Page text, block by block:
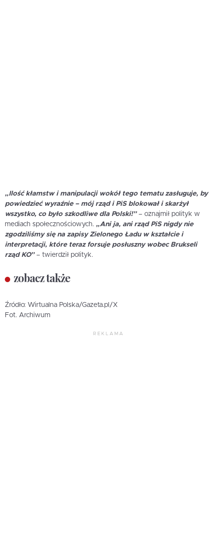
„Ilość kłamstw i manipulacji wokół tego tematu zasługuje, by
powiedzieć wyraźnie – mój rząd i PiS blokował i skarżył
wszystko, co było szkodliwe dla Polski!”– oznajmił polityk w
mediach społecznościowych. „Ani ja, ani rząd PiS nigdy nie
zgodziliśmy się na zapisy Zielonego Ładu w kształcie i
interpretacji, które teraz forsuje posłuszny wobec Brukseli
rząd KO”– twierdził polityk.
zobacz także
Źródło: Wirtualna Polska/Gazeta.pl/X
Fot. Archiwum
REKLAMA